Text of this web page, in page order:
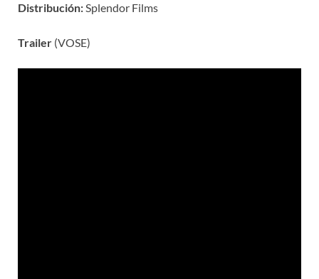
Distribución:Splendor Films
Trailer (VOSE)